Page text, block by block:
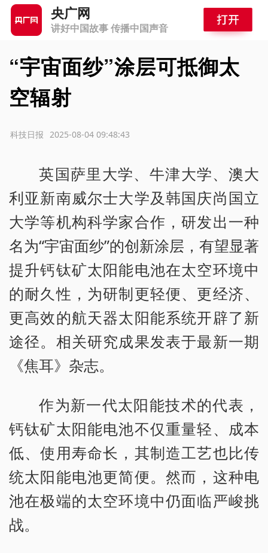
央广网
讲好中国故事 传播中国声音
“宇宙面纱”涂层可抵御太
空辐射
2025-08-04 09:48:43
科技日报
英国萨里大学、牛津大学、澳大
利亚新南威尔士大学及韩国庆尚国立
大学等机构科学家合作，研发出一种
名为“宇宙面纱”的创新涂层，有望显著
提升钙钛矿太阳能电池在太空环境中
的耐久性，为研制更轻便、更经济、
更高效的航天器太阳能系统开辟了新
途径。相关研究成果发表于最新一期
《焦耳》杂志。
作为新一代太阳能技术的代表，
钙钛矿太阳能电池不仅重量轻、成本
低、使用寿命长，其制造工艺也比传
统太阳能电池更简便。然而，这种电
池在极端的太空环境中仍面临严峻挑
战。